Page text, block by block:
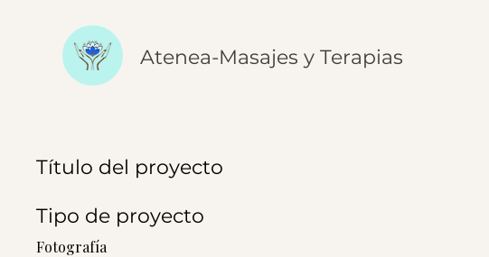
Atenea-Masajes y Terapias
Título del proyecto
Tipo de proyecto
Fotografía